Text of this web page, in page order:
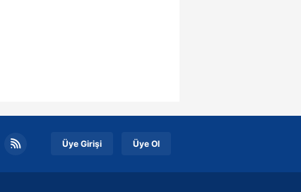
Üye Girişi Üye Ol